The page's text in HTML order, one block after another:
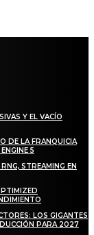
Y EL VACÍO
DE LA FRANQUICIA
5
STREAMING EN
LOS GIGANTES
PARA 2027